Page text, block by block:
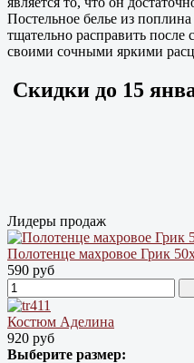
Постельное белье из
тщательно расправить после
своими сочными яркими
Скидки до 15
Лидеры продаж
Полотенце махровое Грик
590 руб
Костюм Аделина
920 руб
Выберите размер: